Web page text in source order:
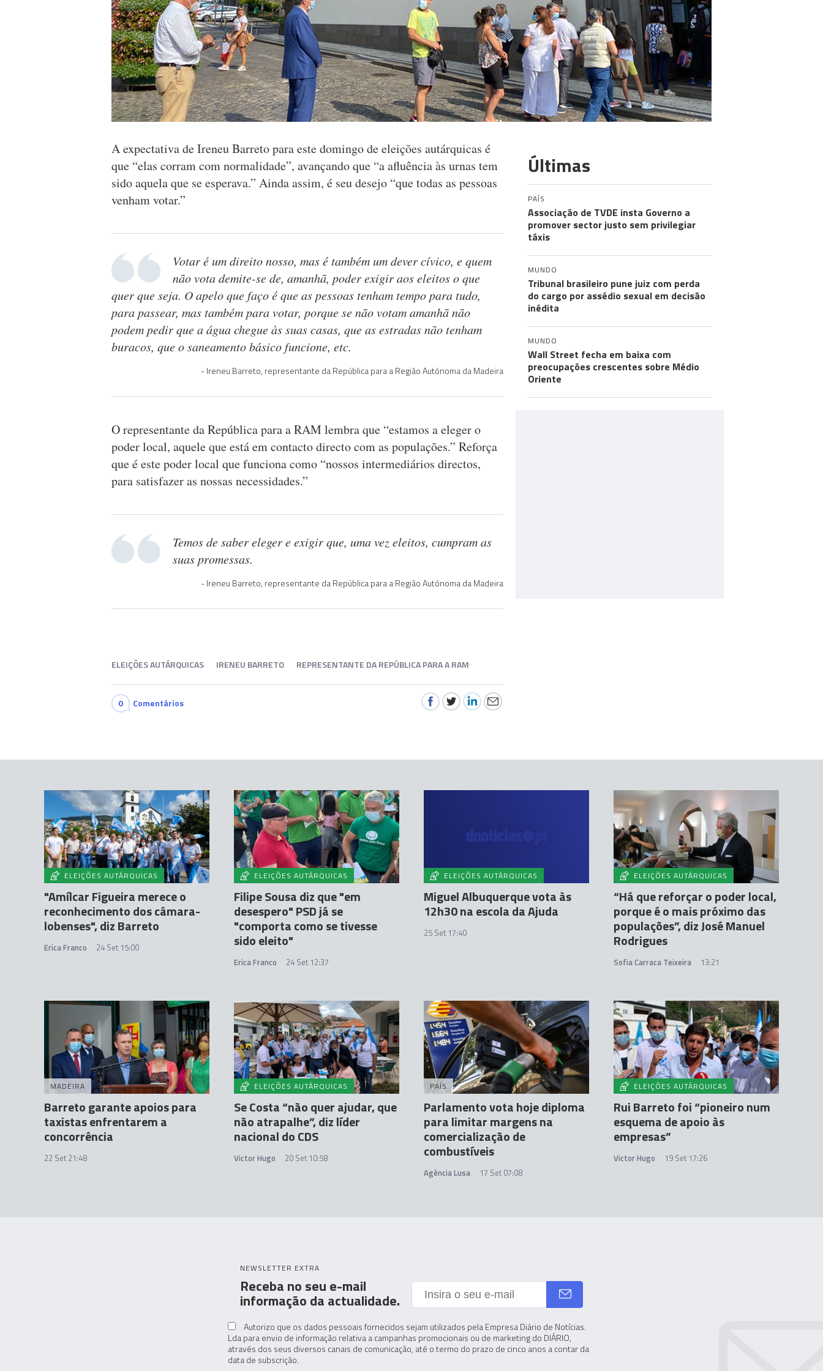
A expectativa de Ireneu Barreto para este domingo de eleições autárquicas é
que “elas corram com normalidade”, avançando que “a afluência às urnas tem
sido aquela que se esperava.” Ainda assim, é seu desejo “que todas as pessoas
venham votar.”
Votar é um direito nosso, mas é também um dever cívico, e quem
não vota demite-se de, amanhã, poder exigir aos eleitos o que
quer que seja. O apelo que faço é que as pessoas tenham tempo para tudo,
para passear, mas também para votar, porque se não votam amanhã não
podem pedir que a água chegue às suas casas, que as estradas não tenham
buracos, que o saneamento básico funcione, etc.
Ireneu Barreto, representante da República para a Região Autónoma da Madeira
O representante da República para a RAM lembra que “estamos a eleger o
poder local, aquele que está em contacto directo com as populações.” Reforça
que é este poder local que funciona como “nossos intermediários directos,
para satisfazer as nossas necessidades.”
Temos de saber eleger e exigir que, uma vez eleitos, cumpram as
suas promessas.
Ireneu Barreto, representante da República para a Região Autónoma da Madeira
ELEIÇÕES AUTÁRQUICAS IRENEU BARRETO REPRESENTANTE DA REPÚBLICA PARA A RAM
0 Comentários
Últimas
PAÍS
Associação de TVDE insta Governo a
promover sector justo sem privilegiar
táxis
MUNDO
Tribunal brasileiro pune juiz com perda
do cargo por assédio sexual em decisão
inédita
MUNDO
Wall Street fecha em baixa com
preocupações crescentes sobre Médio
Oriente
ELEIÇÕES AUTÁRQUICAS
"Amílcar Figueira merece o
reconhecimento dos câmara-
lobenses", diz Barreto
Erica Franco 24 Set 15:00
ELEIÇÕES AUTÁRQUICAS
Filipe Sousa diz que "em
desespero" PSD já se
"comporta como se tivesse
sido eleito"
Erica Franco 24 Set 12:37
ELEIÇÕES AUTÁRQUICAS
Miguel Albuquerque vota às
12h30 na escola da Ajuda
25 Set 17:40
ELEIÇÕES AUTÁRQUICAS
“Há que reforçar o poder local,
porque é o mais próximo das
populações”, diz José Manuel
Rodrigues
Sofia Carraca Teixeira 13:21
MADEIRA
Barreto garante apoios para
taxistas enfrentarem a
concorrência
22 Set 21:48
ELEIÇÕES AUTÁRQUICAS
Se Costa “não quer ajudar, que
não atrapalhe”, diz líder
nacional do CDS
Victor Hugo 20 Set 10:58
PAÍS
Parlamento vota hoje diploma
para limitar margens na
comercialização de
combustíveis
Agência Lusa 17 Set 07:08
ELEIÇÕES AUTÁRQUICAS
Rui Barreto foi “pioneiro num
esquema de apoio às
empresas”
Victor Hugo 19 Set 17:26
NEWSLETTER EXTRA
Receba no seu e-mail
informação da actualidade.
Autorizo que os dados pessoais fornecidos sejam utilizados pela Empresa Diário de Notícias.
Lda para envio de informação relativa a campanhas promocionais ou de marketing do DIÁRIO,
através dos seus diversos canais de comunicação, até o termo do prazo de cinco anos a contar da
data de subscrição.